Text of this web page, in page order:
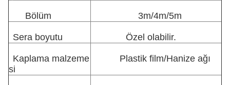
Bölüm 3m/4m/5m
Sera boyutu Özel olabilir.
Kaplama malzeme
si
Plastik film/Hanize ağı